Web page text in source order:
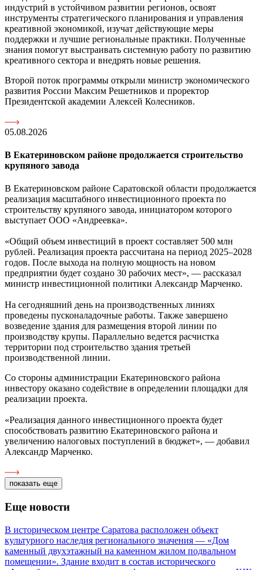
индустрий в устойчивом развитии регионов, освоят
инструменты стратегического планирования и управления
креативной экономикой, изучат действующие меры
поддержки и лучшие региональные практики. Полученные
знания помогут выстраивать системную работу по развитию
креативного сектора и внедрять новые решения.
Второй поток программы открыли министр экономического
развития России Максим Решетников и проректор
Президентской академии Алексей Колесников.
05.08.2026
В Екатериновском районе продолжается строительство
крупяного завода
В Екатериновском районе Саратовской области продолжается
реализация масштабного инвестиционного проекта по
строительству крупяного завода, инициатором которого
выступает ООО «Андреевка».
«Общий объем инвестиций в проект составляет 500 млн
рублей. Реализация проекта рассчитана на период 2025–2028
годов. После выхода на полную мощность на новом
предприятии будет создано 30 рабочих мест», — рассказал
министр инвестиционной политики Александр Марченко.
На сегодняшний день на производственных линиях
проведены пусконаладочные работы. Также завершено
возведение здания для размещения второй линии по
производству крупы. Параллельно ведется расчистка
территории под строительство здания третьей
производственной линии.
Со стороны администрации Екатериновского района
инвестору оказано содействие в определении площадки для
реализации проекта.
«Реализация данного инвестиционного проекта будет
способствовать развитию Екатериновского района и
увеличению налоговых поступлений в бюджет», — добавил
Александр Марченко.
показать еще
Еще новости
В историческом центре Саратова расположен объект
культурного наследия регионального значения — «Дом
каменный двухэтажный на каменном жилом подвальном
помещении». Здание входит в состав исторического